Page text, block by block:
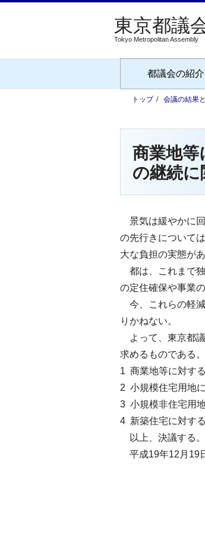
Tokyo Metropolitan Assembly
都議会の紹介
トップ 会議の結果
商業地等
の継続
景気は緩やかに
の先行きについて
大な負担の実態が
都は、これまで
の定住確保や事業
今、これらの軽
りかねない。
よって、東京都議
求めるものである。
1 商業地等に対す
2 小規模住宅用地
3 小規模非住宅用
4 新築住宅に対す
以上、決議する。
平成19年12月19